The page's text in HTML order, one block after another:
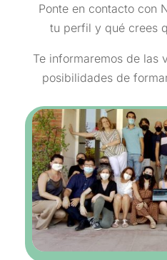
Ponte en contacto con
tu perfil y qué crees
Te informaremos de las
posibilidades de